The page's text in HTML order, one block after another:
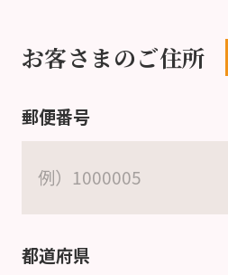
お客さまのご住所
郵便番号
都道府県